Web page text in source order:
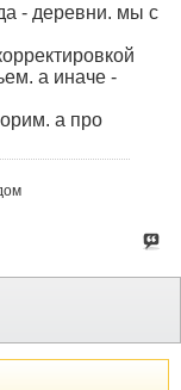
- деревни. мы с
а иначе -
а про